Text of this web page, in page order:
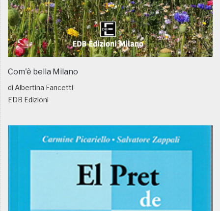
Com'è bella Milano
di Albertina Fancetti
EDB Edizioni